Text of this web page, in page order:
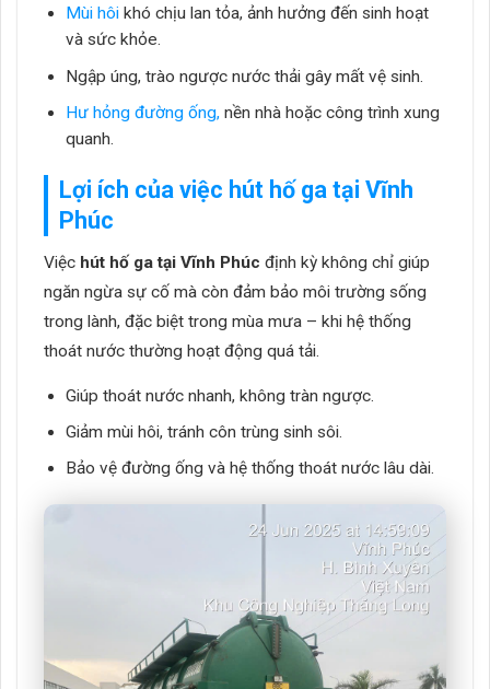
Mùi hôi khó chịu lan tỏa, ảnh hưởng đến sinh hoạt
và sức khỏe.
Ngập úng, trào ngược nước thải gây mất vệ sinh.
Hư hỏng đường ống, nền nhà hoặc công trình xung
quanh.
Lợi ích của việc hút hố ga tại Vĩnh
Phúc
Việc hút hố ga tại Vĩnh Phúc định kỳ không chỉ giúp
ngăn ngừa sự cố mà còn đảm bảo môi trường sống
trong lành, đặc biệt trong mùa mưa – khi hệ thống
thoát nước thường hoạt động quá tải.
Giúp thoát nước nhanh, không tràn ngược.
Giảm mùi hôi, tránh côn trùng sinh sôi.
Bảo vệ đường ống và hệ thống thoát nước lâu dài.